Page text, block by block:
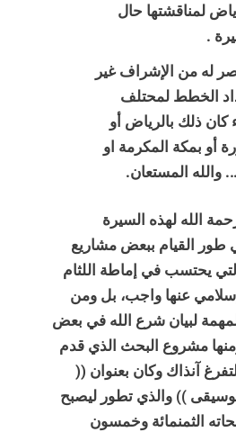
لمناقشتها حال
.
له من الإشراف غير
الخطط لمحتلف
كان ذلك بالرياض أو
أو بمكة المكرمة او
والله المستعان.
الله لهذه السيرة
طور القيام ببعض مشاريع
يحتسب في إماطة اللثام
عنها واجب، بل ومن
لبيان شرع الله في بعض
مشروع البحث الذي قدم
آنذاك وكان بعنوان ((
)) والذي تطور ليصبح
الثمنمائة وخمسون